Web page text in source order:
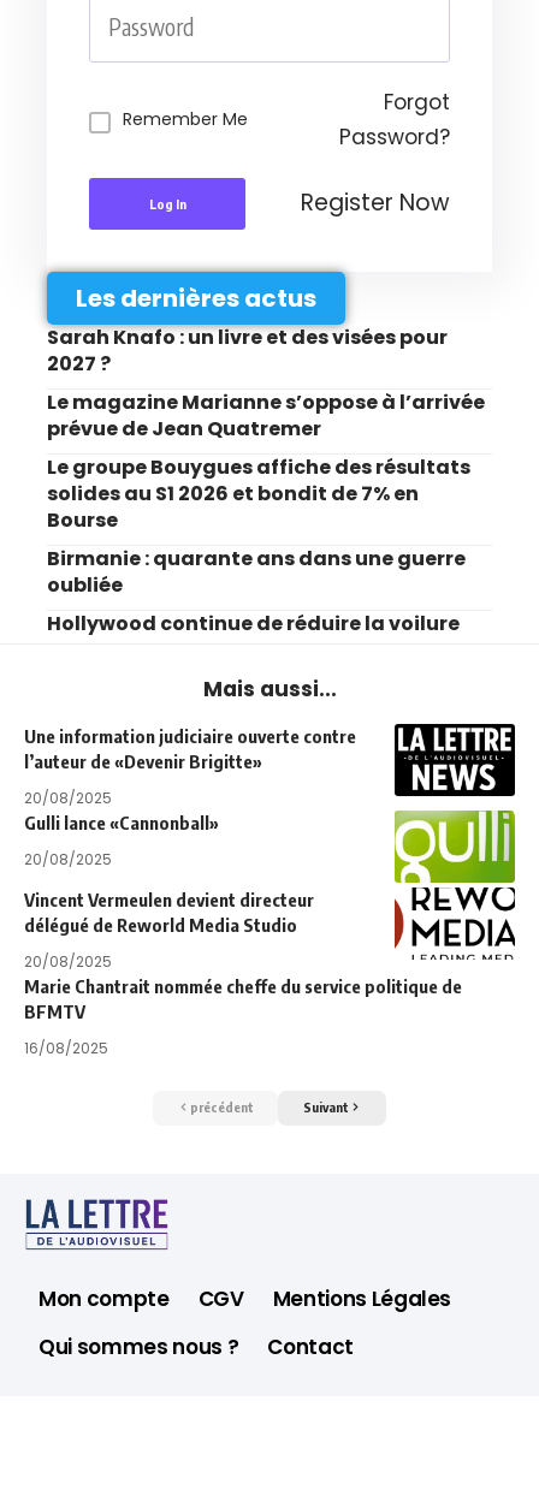
Remember Me
Forgot
Password?
Log In Register Now
Les dernières actus
Sarah Knafo : un livre et des visées pour
2027 ?
Le magazine Marianne s’oppose à l’arrivée
prévue de Jean Quatremer
Le groupe Bouygues affiche des résultats
solides au S1 2026 et bondit de 7% en
Bourse
Birmanie : quarante ans dans une guerre
oubliée
Hollywood continue de réduire la voilure
Mais aussi...
Une information judiciaire ouverte contre
l’auteur de «Devenir Brigitte»
20/08/2025
Gulli lance «Cannonball»
20/08/2025
Vincent Vermeulen devient directeur
délégué de Reworld Media Studio
20/08/2025
Marie Chantrait nommée cheffe du service politique de
BFMTV
16/08/2025
précédent Suivant
Mon compte CGV
Mentions Légales
Qui sommes nous ?
Contact